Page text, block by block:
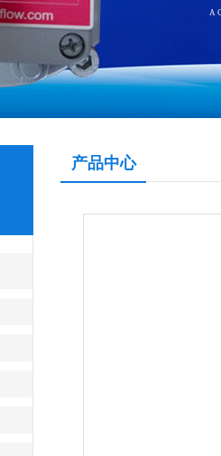
产品中心